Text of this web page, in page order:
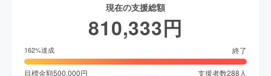
現在の支援総額
810,333円
162%達成 終了
目標金額500,000円 支援者数288 人